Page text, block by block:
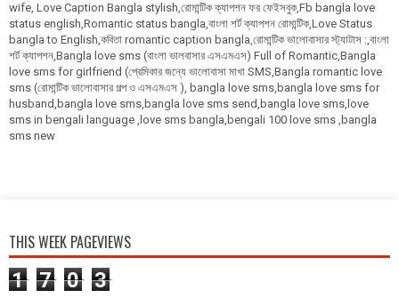
wife, Love Caption Bangla stylish,রোমান্টিক ক্যাপশন ফর ফেইসবুক,Fb bangla love
status english,Romantic status bangla,বাংলা শর্ট ক্যাপশন রোমান্টিক,Love Status
bangla to English,কবিতা romantic caption bangla,রোমান্টিক ভালোবাসার স্ট্যাটাস :,বাংলা
শর্ট ক্যাপশন,Bangla love sms (বাংলা ভালবাসার এসএমএস) Full of Romantic,Bangla
love sms for girlfriend (প্রেমিকার জন্যে ভালোবাসা মাখা SMS,Bangla romantic love
sms (রোমান্টিক ভালোবাসার গল্প ও এসএমএস ), bangla love sms,bangla love sms for
husband,bangla love sms,bangla love sms send,bangla love sms,love
sms in bengali language ,love sms bangla,bengali 100 love sms ,bangla
sms new
THIS WEEK PAGEVIEWS
1 7 0 3